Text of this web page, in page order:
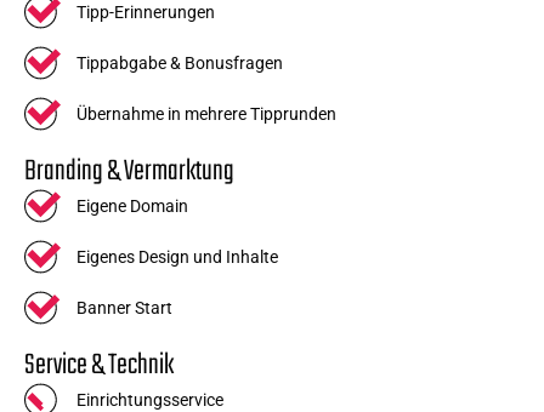
Tipp-Erinnerungen
Tippabgabe & Bonusfragen
Übernahme in mehrere Tipprunden
Branding & Vermarktung
Eigene Domain
Eigenes Design und Inhalte
Banner Start
Service & Technik
Einrichtungsservice